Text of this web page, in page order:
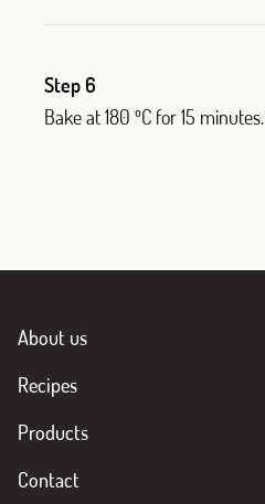
Step 6
Bake at 180 ºC for 15 minutes.
About us
Recipes
Products
Contact